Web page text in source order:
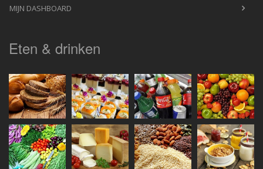
MIJN DASHBOARD
Eten & drinken